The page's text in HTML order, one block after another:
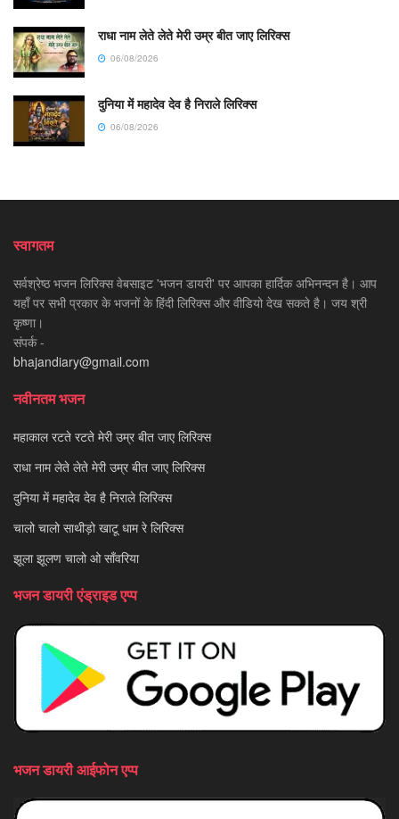
राधा नाम लेते लेते मेरी उम्र बीत जाए लिरिक्स
06/08/2026
दुनिया में महादेव देव है निराले लिरिक्स
06/08/2026
स्वागतम
सर्वश्रेष्ठ भजन लिरिक्स वेबसाइट 'भजन डायरी' पर आपका हार्दिक अभिनन्दन है। आप
यहाँ पर सभी प्रकार के भजनों के हिंदी लिरिक्स और वीडियो देख सकते है। जय श्री
कृष्णा।
संपर्क -
bhajandiary@gmail.com
नवीनतम भजन
महाकाल रटते रटते मेरी उम्र बीत जाए लिरिक्स
राधा नाम लेते लेते मेरी उम्र बीत जाए लिरिक्स
दुनिया में महादेव देव है निराले लिरिक्स
चालो चालो साथीड़ो खाटू धाम रे लिरिक्स
झूला झूलण चालो ओ साँवरिया
भजन डायरी एंड्राइड एप्प
भजन डायरी आईफोन एप्प